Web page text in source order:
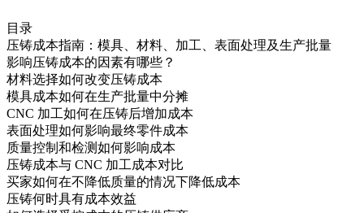
目录
压铸成本指南：模具、材料、加工、表面处理及生产批量
影响压铸成本的因素有哪些？
材料选择如何改变压铸成本
模具成本如何在生产批量中分摊
CNC 加工如何在压铸后增加成本
表面处理如何影响最终零件成本
质量控制和检测如何影响成本
压铸成本与 CNC 加工成本对比
买家如何在不降低质量的情况下降低成本
压铸何时具有成本效益